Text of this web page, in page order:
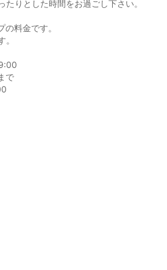
たりとした時間をお過ごし下さい。
料金です。
で
ソナルスペースが確保できる広々とし
）も大きなテーブルを囲み、オフサイ
フリー構造となっています。
ビューを目の目にしたお食事処）